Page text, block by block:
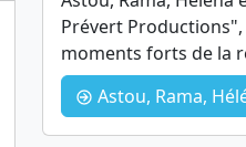
Prévert
moments forts de la
Astou, Rama, Héléna et